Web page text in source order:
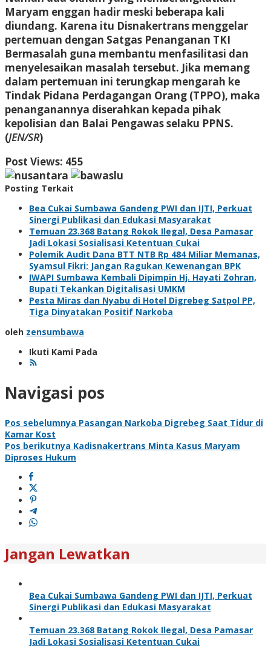
Maryam enggan hadir meski beberapa kali
diundang. Karena itu Disnakertrans menggelar
pertemuan dengan Satgas Penanganan TKI
Bermasalah guna membantu menfasilitasi dan
menyelesaikan masalah tersebut. Jika memang
dalam pertemuan ini terungkap mengarah ke
Tindak Pidana Perdagangan Orang (TPPO), maka
penanganannya diserahkan kepada pihak
kepolisian dan Balai Pengawas selaku PPNS.
(JEN/SR)
Post Views: 455
Posting Terkait
Bea Cukai Sumbawa Gandeng PWI dan IJTI, Perkuat
Sinergi Publikasi dan Edukasi Masyarakat
Temuan 23.368 Batang Rokok Ilegal, Desa Pamasar
Jadi Lokasi Sosialisasi Ketentuan Cukai
Polemik Audit Dana BTT NTB Rp 484 Miliar Memanas,
Syamsul Fikri: Jangan Ragukan Kewenangan BPK
IWAPI Sumbawa Kembali Dipimpin Hj. Hayati Zohran,
Bupati Tekankan Digitalisasi UMKM
Pesta Miras dan Nyabu di Hotel Digrebeg Satpol PP,
Tiga Dinyatakan Positif Narkoba
oleh zensumbawa
Ikuti Kami Pada
Navigasi pos
Pos sebelumnya Pasangan Narkoba Digrebeg Saat Tidur di
Kamar Kost
Pos berikutnya Kadisnakertrans Minta Kasus Maryam
Diproses Hukum
Jangan Lewatkan
Bea Cukai Sumbawa Gandeng PWI dan IJTI, Perkuat
Sinergi Publikasi dan Edukasi Masyarakat
Temuan 23.368 Batang Rokok Ilegal, Desa Pamasar
Jadi Lokasi Sosialisasi Ketentuan Cukai